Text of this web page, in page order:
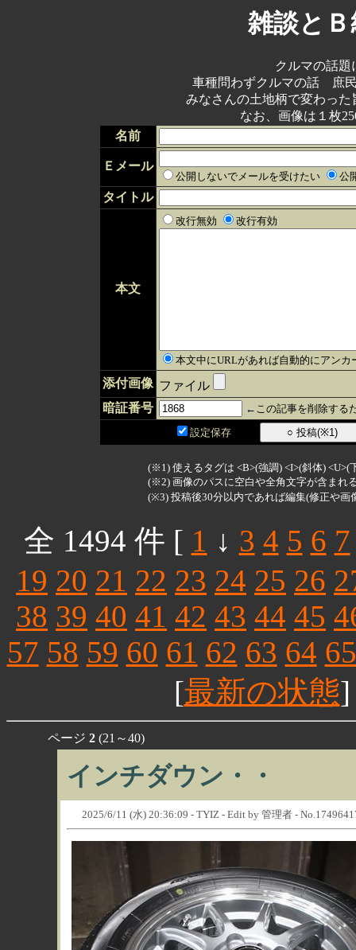
雑談と
クルマの話
車種問わずクルマの話 庶
みなさんの土地柄で変わっ
なお、画像は１枚
名前
Ｅメール
公開しないでメールを受けたい 公
タイトル
本文
改行無効 改行有効
本文中にURLがあれば自動的にアン
添付画像 ファイル
暗証番号
←この記事を削除する
設定保存
(※1) 使えるタグは <B>(強調) <I>(斜体) <U>(
(※2) 画像のパスに空白や全角文字が含まれ
(※3) 投稿後30分以内であれば編集(修正や画
全 1494 件 [ 1 ↓ 3 4 5 6 7
19 20 21 22 23 24 25 26
38 39 40 41 42 43 44 45
57 58 59 60 61 62 63 64 65
[最新の状態
ページ 2(21～40)
インチダウン・・
2025/6/11 (水) 20:36:09 - TYIZ - Edit by 管理者 -